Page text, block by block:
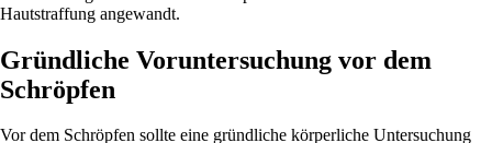
Hautstraffung angewandt.
Gründliche Voruntersuchung vor dem
Schröpfen
Vor dem Schröpfen sollte eine gründliche körperliche Untersuchung